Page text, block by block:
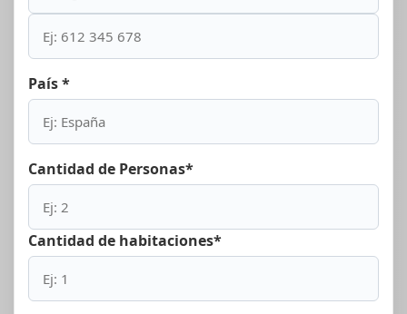
País *
Cantidad de Personas*
Cantidad de habitaciones*